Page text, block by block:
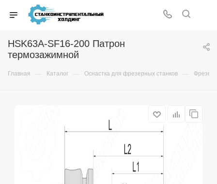
HSK63A-SF16-200 Патрон
термозажимной
Главная — Каталог — Оснастка для фрезерных станков —